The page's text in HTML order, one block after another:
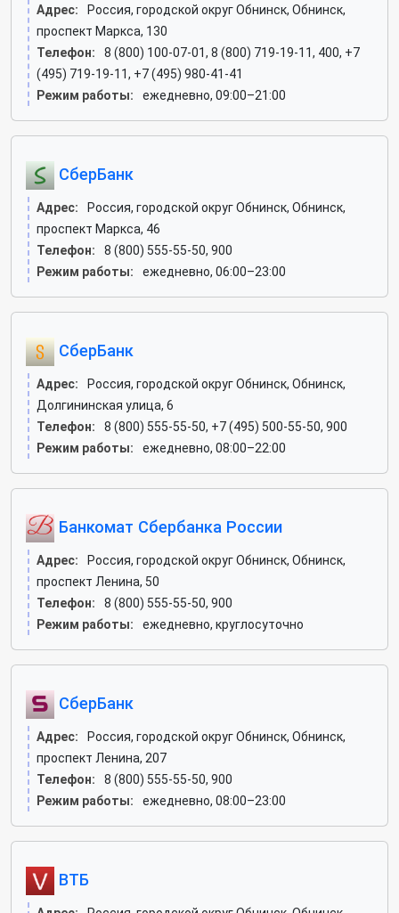
Адрес:
Россия, городской округ Обнинск, Обнинск,
проспект Маркса, 130
Телефон:
8 (800) 100-07-01, 8 (800) 719-19-11, 400, +7
(495) 719-19-11, +7 (495) 980-41-41
Режим работы:
ежедневно, 09:00–21:00
СберБанк
Адрес:
Россия, городской округ Обнинск, Обнинск,
проспект Маркса, 46
Телефон:
8 (800) 555-55-50, 900
Режим работы:
ежедневно, 06:00–23:00
СберБанк
Адрес:
Россия, городской округ Обнинск, Обнинск,
Долгининская улица, 6
Телефон:
8 (800) 555-55-50, +7 (495) 500-55-50, 900
Режим работы:
ежедневно, 08:00–22:00
Банкомат Сбербанка России
Адрес:
Россия, городской округ Обнинск, Обнинск,
проспект Ленина, 50
Телефон:
8 (800) 555-55-50, 900
Режим работы:
ежедневно, круглосуточно
СберБанк
Адрес:
Россия, городской округ Обнинск, Обнинск,
проспект Ленина, 207
Телефон:
8 (800) 555-55-50, 900
Режим работы:
ежедневно, 08:00–23:00
ВТБ